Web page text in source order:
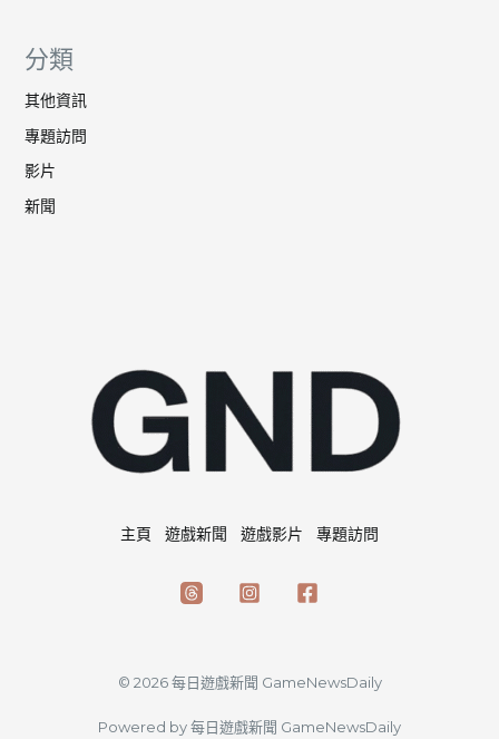
分類
其他資訊
專題訪問
影片
新聞
主頁 遊戲新聞 遊戲影片 專題訪問
© 2026 每日遊戲新聞 GameNewsDaily
Powered by 每日遊戲新聞 GameNewsDaily